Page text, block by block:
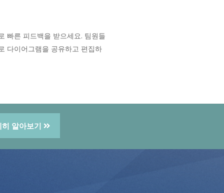
빠른 피드백을 받으세요. 팀원들
다이어그램을 공유하고 편집하
알아보기